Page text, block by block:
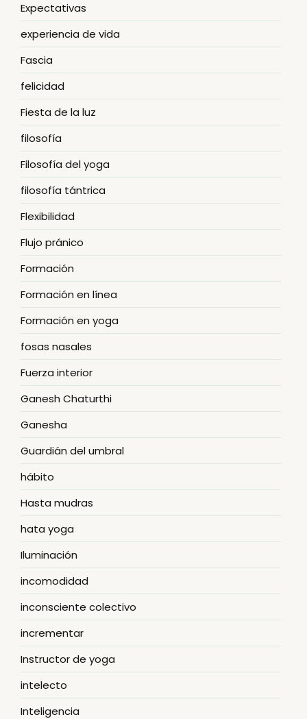
Expectativas
experiencia de vida
Fascia
felicidad
Fiesta de la luz
filosofía
Filosofía del yoga
filosofía tántrica
Flexibilidad
Flujo pránico
Formación
Formación en línea
Formación en yoga
fosas nasales
Fuerza interior
Ganesh Chaturthi
Ganesha
Guardián del umbral
hábito
Hasta mudras
hata yoga
Iluminación
incomodidad
inconsciente colectivo
incrementar
Instructor de yoga
intelecto
Inteligencia